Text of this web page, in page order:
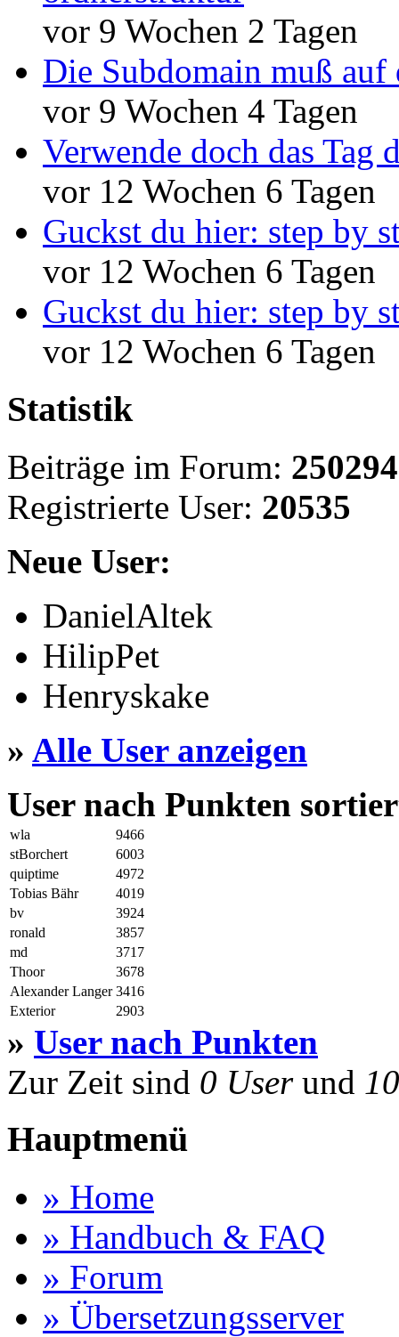
vor 9 Wochen 2 Tagen
Die Subdomain muß auf
vor 9 Wochen 4 Tagen
Verwende doch das Tag
vor 12 Wochen 6 Tagen
Guckst du hier: step by
vor 12 Wochen 6 Tagen
Guckst du hier: step by
vor 12 Wochen 6 Tagen
Statistik
Beiträge im Forum: 250294
Registrierte User: 20535
Neue User:
DanielAltek
HilipPet
Henryskake
» Alle User anzeigen
User nach Punkten
wla
9466
stBorchert
6003
quiptime
4972
Tobias Bähr
4019
bv
3924
ronald
3857
md
3717
Thoor
3678
Alexander Langer 3416
Exterior
2903
» User nach Punkten
Zur Zeit sind 0 Userund
Hauptmenü
» Home
» Handbuch & FAQ
» Forum
» Übersetzungsserver